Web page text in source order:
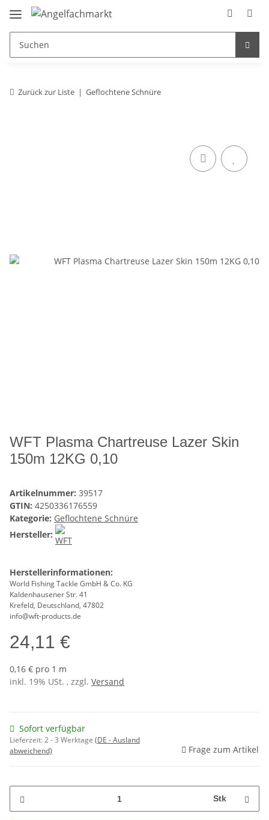
Zurück zur Liste Geflochtene Schnüre
WFT Plasma Chartreuse Lazer Skin
150m 12KG 0,10
Artikelnummer: 39517
GTIN: 4250336176559
Kategorie: Geflochtene Schnüre
Hersteller:
Herstellerinformationen:
World Fishing Tackle GmbH & Co. KG
Kaldenhausener Str. 41
Krefeld, Deutschland, 47802
info@wft-products.de
24,11 €
0,16 € pro 1 m
inkl. 19% USt. , zzgl. Versand
Sofort verfügbar
Lieferzeit:2 - 3 Werktage (DE - Ausland
abweichend)
Frage zum Artikel
Stk